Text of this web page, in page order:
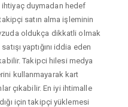
duymadan hedef
satın alma işleminin
oldukça dikkatli olmak
satışı yaptığını iddia eden
Takipci hilesi medya
kullanmayarak kart
çıkabilir. En iyi ihtimalle
için takipçi yüklemesi